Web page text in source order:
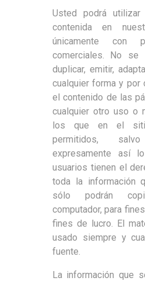
Usted podrá utilizar
contenida en
únicamente con
comerciales. No se
duplicar, emitir,
cualquier forma y por
el contenido de las
cualquier otro uso o
los que en el
permitidos,
expresamente así
usuarios tienen el
toda la información
sólo podrán
computador, para
fines de lucro. El
usado siempre y
fuente.
La información que